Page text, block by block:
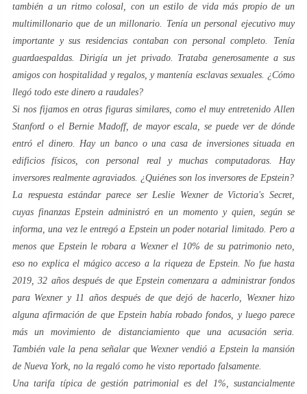
también a un ritmo colosal, con un estilo de vida más propio de un
multimillonario que de un millonario. Tenía un personal ejecutivo muy
importante y sus residencias contaban con personal completo. Tenía
guardaespaldas. Dirigía un jet privado. Trataba generosamente a sus
amigos con hospitalidad y regalos, y mantenía esclavas sexuales. ¿Cómo
llegó todo este dinero a raudales?
Si nos fijamos en otras figuras similares, como el muy entretenido Allen
Stanford o el Bernie Madoff, de mayor escala, se puede ver de dónde
entró el dinero. Hay un banco o una casa de inversiones situada en
edificios físicos, con personal real y muchas computadoras. Hay
inversores realmente agraviados. ¿Quiénes son los inversores de Epstein?
La respuesta estándar parece ser Leslie Wexner de Victoria's Secret,
cuyas finanzas Epstein administró en un momento y quien, según se
informa, una vez le entregó a Epstein un poder notarial limitado. Pero a
menos que Epstein le robara a Wexner el 10% de su patrimonio neto,
eso no explica el mágico acceso a la riqueza de Epstein. No fue hasta
2019, 32 años después de que Epstein comenzara a administrar fondos
para Wexner y 11 años después de que dejó de hacerlo, Wexner hizo
alguna afirmación de que Epstein había robado fondos, y luego parece
más un movimiento de distanciamiento que una acusación seria.
También vale la pena señalar que Wexner vendió a Epstein la mansión
de Nueva York, no la regaló como he visto reportado falsamente.
Una tarifa típica de gestión patrimonial es del 1%, sustancialmente